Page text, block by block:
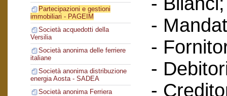
Partecipazioni e gestioni
immobiliari - PAGEIM
Società acquedotti della
Versilia
Società anonima delle ferriere
italiane
Società anonima distribuzione
energia Aosta - SADEA
Società anonima Ferriera
-
-
-
-